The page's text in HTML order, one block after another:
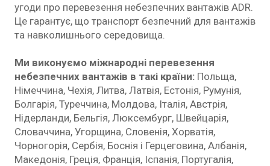
угоди про перевезення небезпечних вантажів ADR.
Це гарантує, що транспорт безпечний для вантажів
та навколишнього середовища.
Ми виконуємо міжнародні перевезення
небезпечних вантажів в такі країни: Польща,
Німеччина, Чехія, Литва, Латвія, Естонія, Румунія,
Болгарія, Туреччина, Молдова, Італія, Австрія,
Нідерланди, Бельгія, Люксембург, Швейцарія,
Словаччина, Угорщина, Словенія, Хорватія,
Чорногорія, Сербія, Боснія і Герцеговина, Албанія,
Македонія, Греція, Франція, Іспанія, Португалія,